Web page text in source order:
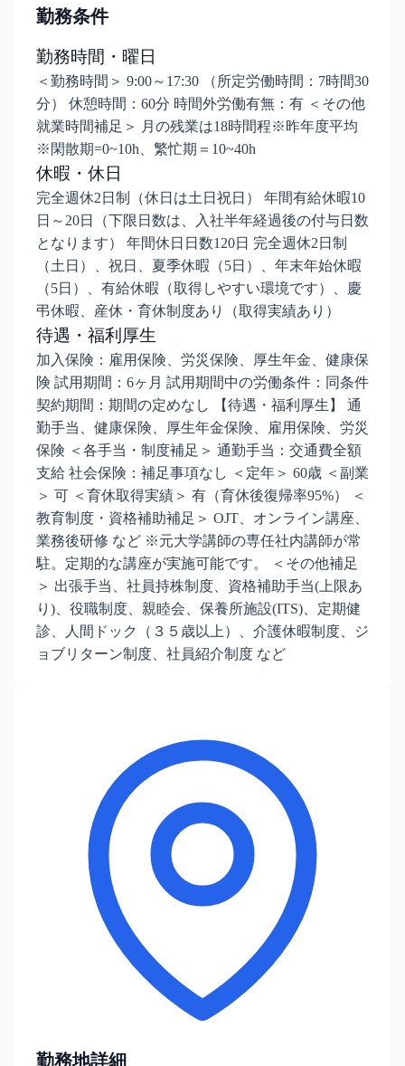
勤務条件
勤務時間・曜日
＜勤務時間＞ 9:00～17:30 （所定労働時間：7時間30
分） 休憩時間：60分 時間外労働有無：有 ＜その他
就業時間補足＞ 月の残業は18時間程※昨年度平均
※閑散期=0~10h、繁忙期＝10~40h
休暇・休日
完全週休2日制（休日は土日祝日） 年間有給休暇10
日～20日（下限日数は、入社半年経過後の付与日数
となります） 年間休日日数120日 完全週休2日制
（土日）、祝日、夏季休暇（5日）、年末年始休暇
（5日）、有給休暇（取得しやすい環境です）、慶
弔休暇、産休・育休制度あり（取得実績あり）
待遇・福利厚生
加入保険：雇用保険、労災保険、厚生年金、健康保
険 試用期間：6ヶ月 試用期間中の労働条件：同条件
契約期間：期間の定めなし 【待遇・福利厚生】 通
勤手当、健康保険、厚生年金保険、雇用保険、労災
保険 ＜各手当・制度補足＞ 通勤手当：交通費全額
支給 社会保険：補足事項なし ＜定年＞ 60歳 ＜副業
＞ 可 ＜育休取得実績＞ 有（育休後復帰率95%） ＜
教育制度・資格補助補足＞ OJT、オンライン講座、
業務後研修 など ※元大学講師の専任社内講師が常
駐。定期的な講座が実施可能です。 ＜その他補足
＞ 出張手当、社員持株制度、資格補助手当(上限あ
り)、役職制度、親睦会、保養所施設(ITS)、定期健
診、人間ドック（３５歳以上）、介護休暇制度、ジ
ョブリターン制度、社員紹介制度 など
勤務地詳細